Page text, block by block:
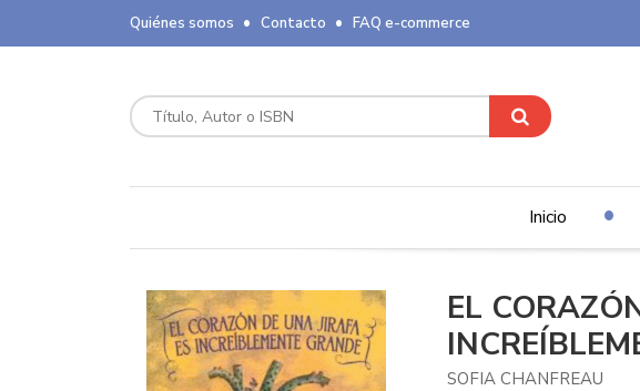
Quiénes somos Contacto FAQ e-commerce
Inicio
EL
SOFIA CHANFREAU